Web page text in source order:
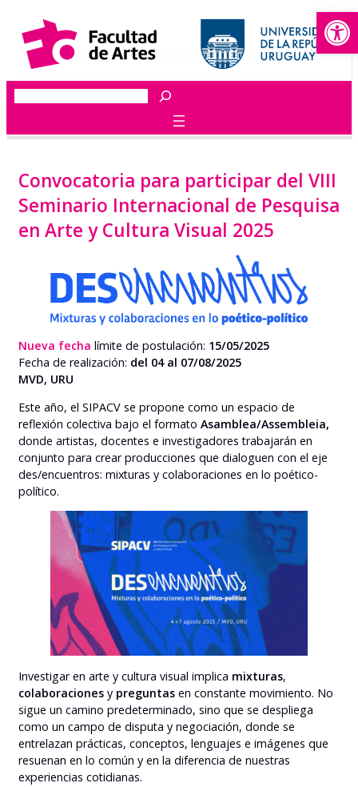
contenido
Buscar
Convocatoria para participar del VIII
Seminario Internacional de Pesquisa
en Arte y Cultura Visual 2025
Nueva fecha límite de postulación: 15/05/2025
Fecha de realización: del 04 al 07/08/2025
MVD, URU
Este año, el SIPACV se propone como un espacio de
reflexión colectiva bajo el formato Asamblea/Assembleia,
donde artistas, docentes e investigadores trabajarán en
conjunto para crear producciones que dialoguen con el eje
des/encuentros: mixturas y colaboraciones en lo poético-
político.
Investigar en arte y cultura visual implica mixturas,
colaboraciones y preguntas en constante movimiento. No
sigue un camino predeterminado, sino que se despliega
como un campo de disputa y negociación, donde se
entrelazan prácticas, conceptos, lenguajes e imágenes que
resuenan en lo común y en la diferencia de nuestras
experiencias cotidianas.